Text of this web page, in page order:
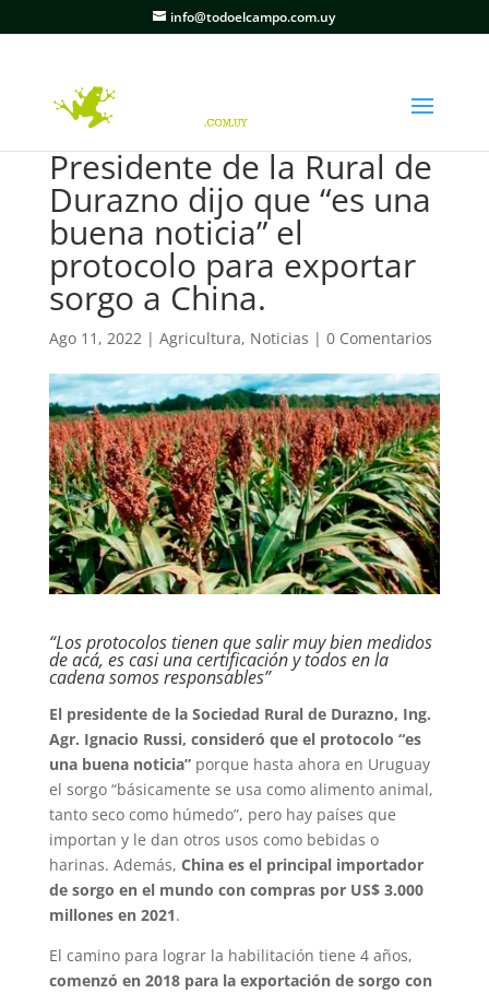
info@todoelcampo.com.uy
Presidente de la Rural de
Durazno dijo que “es una
buena noticia” el
protocolo para exportar
sorgo a China.
Ago 11, 2022| Agricultura, Noticias | 0 Comentarios
“Los protocolos tienen que salir muy bien medidos
de acá, es casi una certificación y todos en la
cadena somos responsables”
El presidente de la Sociedad Rural de Durazno, Ing.
Agr. Ignacio Russi, consideró que el protocolo “es
una buena noticia”porque hasta ahora en Uruguay
el sorgo “básicamente se usa como alimento animal,
tanto seco como húmedo”, pero hay países que
importan y le dan otros usos como bebidas o
harinas. Además, China es el principal importador
de sorgo en el mundo con compras por US$ 3.000
millones en 2021.
El camino para lograr la habilitación tiene 4 años,
comenzó en 2018 para la exportación de sorgo con